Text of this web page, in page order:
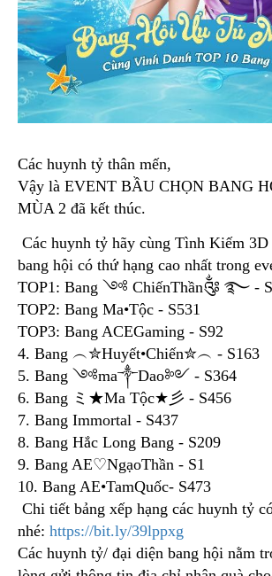
Các huynh tỷ thân mến,
Vậy là EVENT BẦU CHỌN BANG
MÙA 2 đã kết thúc.
Các huynh tỷ hãy cùng Tình Kiếm
bang hội có thứ hạng cao nhất trong
TOP1: Bang ༺ ChiếnThần༂ ࿐ -
TOP2: Bang Ma•Tộc - S531
TOP3: Bang ACEGaming - S92
4. Bang ︵✮Huyết•Chiến✮︵ - S163
5. Bang ༺ma༒Dao༻ - S364
6. Bang ミ★Ma Tộc★彡 - S456
7. Bang Immortal - S437
8. Bang Hắc Long Bang - S209
9. Bang AE♡NgạoThần - S1
10. Bang AE•TamQuốc- S473
Chi tiết bảng xếp hạng các huynh tỷ
nhé: https://bit.ly/39lppxg
Các huynh tỷ/ đại diện bang hội nằm